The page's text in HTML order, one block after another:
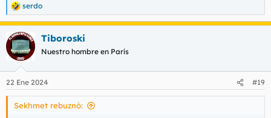
R
e
a
c
c
i
e
s
serdo
Tiboroski
Nuestro hombre en París
22 Ene 2024 #19
Sekhmet rebuznó: